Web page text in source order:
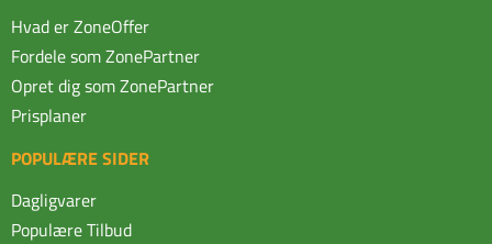
Hvad er ZoneOffer
Fordele som ZonePartner
Opret dig som ZonePartner
Prisplaner
POPULÆRE SIDER
Dagligvarer
Populære Tilbud